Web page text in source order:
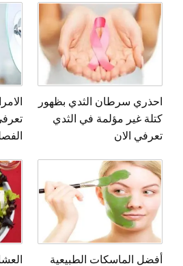
احذري سرطان الثدي بظهور
كتلة غير مؤلمة في الثدي
تعرفي الان
أفضل الماسكات الطبيعية